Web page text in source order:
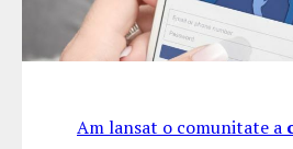
Am lansat o comunitate a